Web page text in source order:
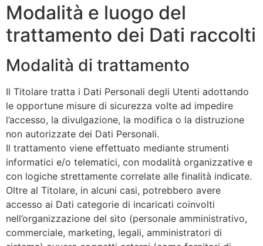
Modalità e luogo del
trattamento dei Dati raccolti
Modalità di trattamento
Il Titolare tratta i Dati Personali degli Utenti adottando
le opportune misure di sicurezza volte ad impedire
l’accesso, la divulgazione, la modifica o la distruzione
non autorizzate dei Dati Personali.
Il trattamento viene effettuato mediante strumenti
informatici e/o telematici, con modalità organizzative e
con logiche strettamente correlate alle finalità indicate.
Oltre al Titolare, in alcuni casi, potrebbero avere
accesso ai Dati categorie di incaricati coinvolti
nell’organizzazione del sito (personale amministrativo,
commerciale, marketing, legali, amministratori di